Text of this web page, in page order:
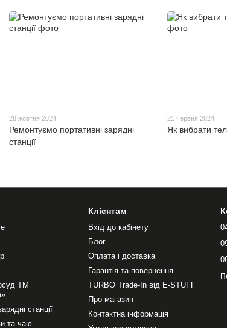
28 жовтня 2024
Ремонтуємо портативні зарядні
станції
21 червня 2024
Як вибрати
ТМ
станції
та чаю
Клієнтам
Вхід до кабінету
Блог
Оплата і доставка
Гарантія та повернення
TURBO Trade-In від E-STUFF
Про магазин
Контактна інформація